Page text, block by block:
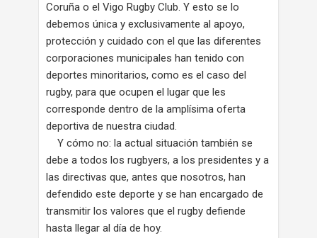
Coruña o el Vigo Rugby Club. Y esto se lo
debemos única y exclusivamente al apoyo,
protección y cuidado con el que las diferentes
corporaciones municipales han tenido con
deportes minoritarios, como es el caso del
rugby, para que ocupen el lugar que les
corresponde dentro de la amplísima oferta
deportiva de nuestra ciudad.
Y cómo no: la actual situación también se
debe a todos los rugbyers, a los presidentes y a
las directivas que, antes que nosotros, han
defendido este deporte y se han encargado de
transmitir los valores que el rugby defiende
hasta llegar al día de hoy.